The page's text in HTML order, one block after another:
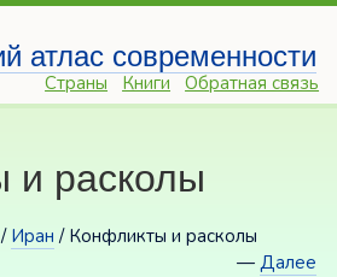
атлас современности
Страны Книги Обратная связь
и расколы
/ Иран / Конфликты и расколы
—Далее